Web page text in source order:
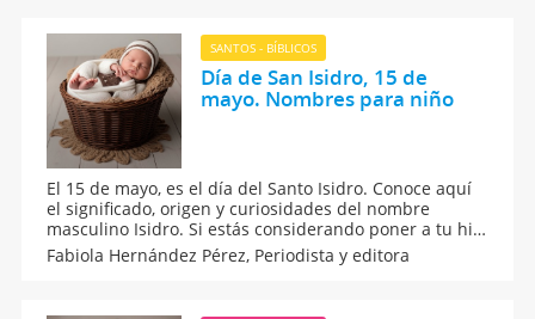
SANTOS - BÍBLICOS
Día de San Isidro, 15 de
mayo. Nombres para niño
El 15 de mayo, es el día del Santo Isidro. Conoce aquí
el significado, origen y curiosidades del nombre
masculino Isidro. Si estás considerando poner a tu hijo
el nombre Isidro, te contamos algunas curiosidades
sobre este nombre. Además, algunas opciones de
Fabiola Hernández Pérez, Periodista y editora